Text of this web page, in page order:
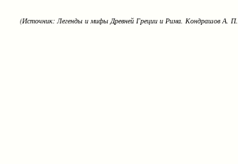
(Источник: Легенды и мифы Древней Греции и Рима. Кондрашов А.